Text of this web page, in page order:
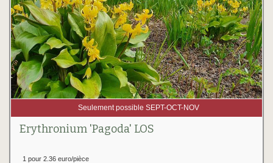
Seulement possible SEPT-OCT-NOV
Erythronium 'Pagoda' LOS
1 pour 2.36 euro/pièce